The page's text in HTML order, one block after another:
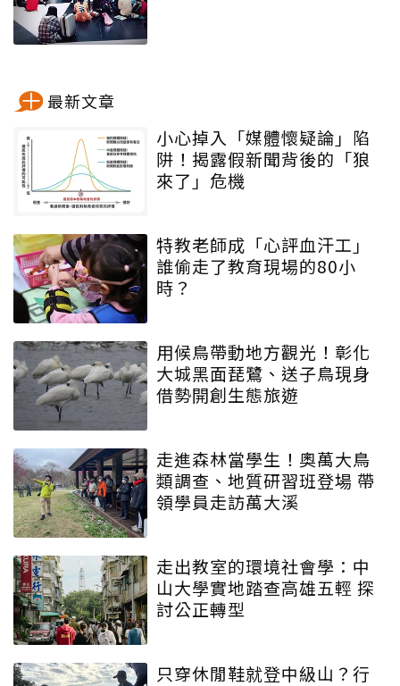
最新文章
小心掉入「媒體懷疑論」陷
阱！揭露假新聞背後的「狼
來了」危機
特教老師成「心評血汗工」
誰偷走了教育現場的80小
時？
用候鳥帶動地方觀光！彰化
大城黑面琵鷺、送子鳥現身
借勢開創生態旅遊
走進森林當學生！奧萬大鳥
類調查、地質研習班登場 帶
領學員走訪萬大溪
走出教室的環境社會學：中
山大學實地踏查高雄五輕 探
討公正轉型
只穿休閒鞋就登中級山？行